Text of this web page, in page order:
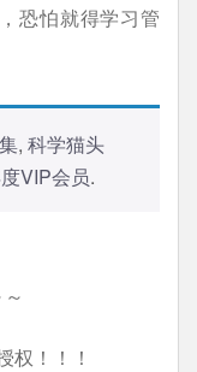
恐怕就得学习管
, 科学猫头
VIP会员.
权！！！